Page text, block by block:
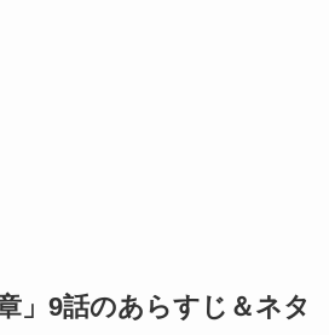
」9話のあらすじ＆ネタ